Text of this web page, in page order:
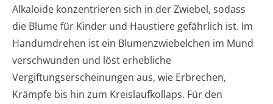
Alkaloide konzentrieren sich in der Zwiebel, sodass
die Blume für Kinder und Haustiere gefährlich ist. Im
Handumdrehen ist ein Blumenzwiebelchen im Mund
verschwunden und löst erhebliche
Vergiftungserscheinungen aus, wie Erbrechen,
Krämpfe bis hin zum Kreislaufkollaps. Für den